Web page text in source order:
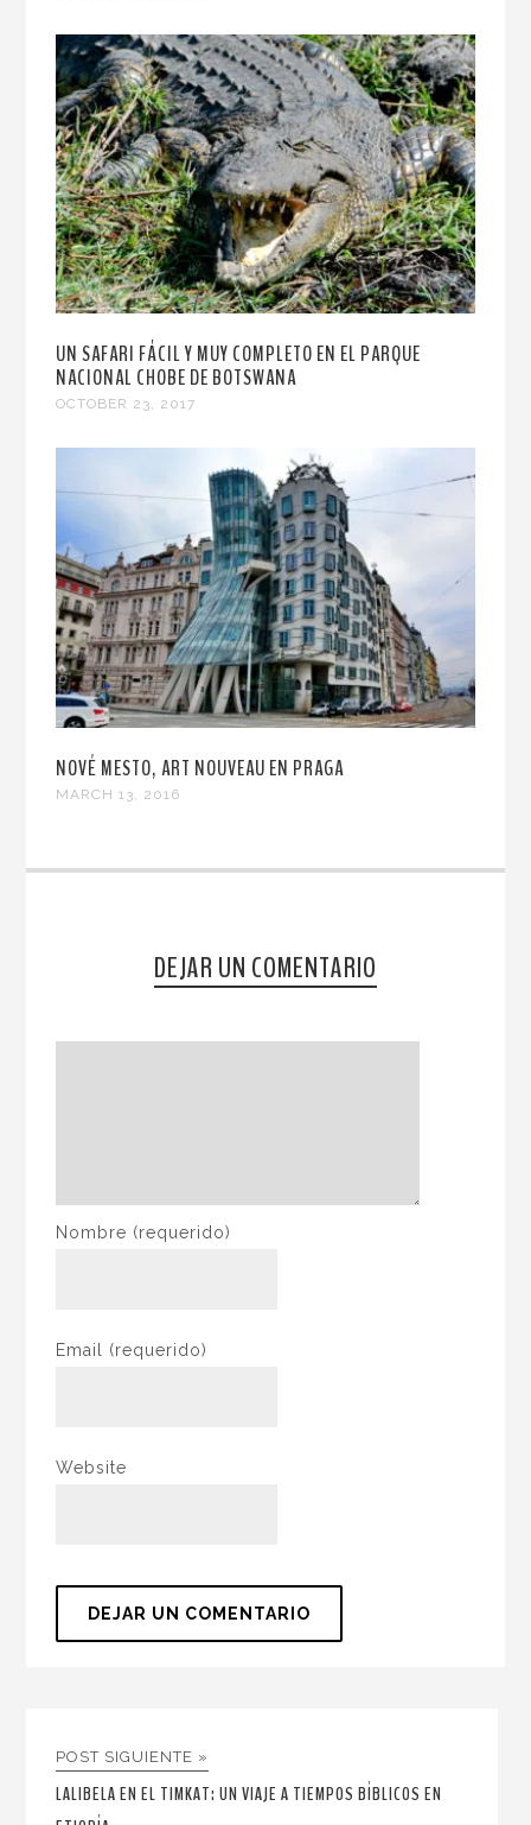
UN SAFARI FÁCIL Y MUY COMPLETO EN EL PARQUE
NACIONAL CHOBE DE BOTSWANA
OCTOBER 23, 2017
NOVÉ MESTO, ART NOUVEAU EN PRAGA
MARCH 13, 2016
DEJAR UN COMENTARIO
Nombre (requerido)
Email (requerido)
Website
POST SIGUIENTE »
LALIBELA EN EL TIMKAT: UN VIAJE A TIEMPOS BÍBLICOS EN